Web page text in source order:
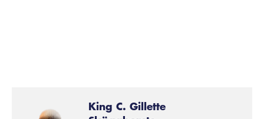
King C. Gillette